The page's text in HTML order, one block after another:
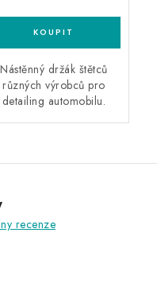
Nástěnný držák štětců
různých výrobců pro
detailing automobilu.
recenze